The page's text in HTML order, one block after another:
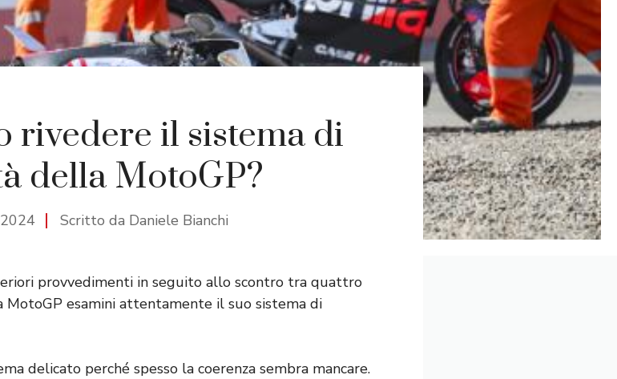
rivedere il sistema di
della MotoGP?
Scritto da Daniele Bianchi
provvedimenti in seguito allo scontro tra quattro
MotoGP esamini attentamente il suo sistema di
delicato perché spesso la coerenza sembra mancare.